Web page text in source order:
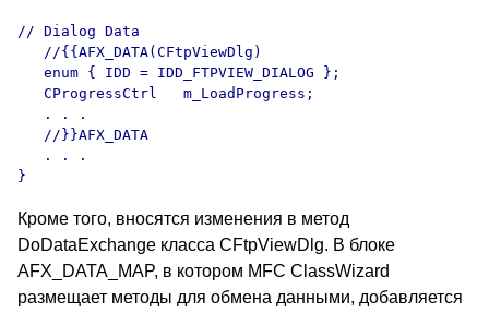
// Dialog Data
   //{{AFX_DATA(CFtpViewDlg)
   enum { IDD = IDD_FTPVIEW_DIALOG };
   CProgressCtrl   m_LoadProgress;
   . . .
   //}}AFX_DATA
   . . .
Кроме того, вносятся изменения в метод
DoDataExchange класса CFtpViewDlg. В блоке
AFX_DATA_MAP, в котором MFC ClassWizard
размещает методы для обмена данными, добавляется